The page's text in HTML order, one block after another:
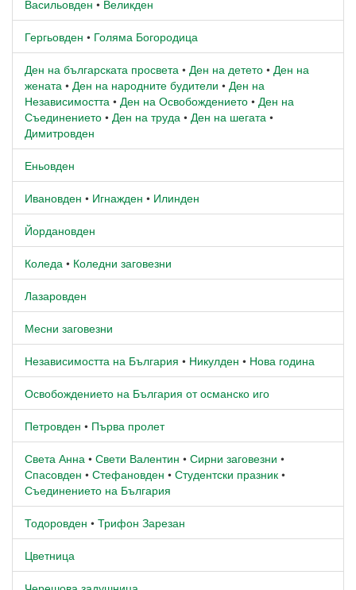
Васильовден • Великден
Гергьовден • Голяма Богородица
Ден на българската просвета • Ден на детето • Ден на
жената • Ден на народните будители • Ден на
Независимостта • Ден на Освобождението • Ден на
Съединението • Ден на труда • Ден на шегата •
Димитровден
Еньовден
Ивановден • Игнажден • Илинден
Йордановден
Коледа • Коледни заговезни
Лазаровден
Месни заговезни
Независимостта на България • Никулден • Нова година
Освобождението на България от османско иго
Петровден • Първа пролет
Света Анна • Свети Валентин • Сирни заговезни •
Спасовден • Стефановден • Студентски празник •
Съединението на България
Тодоровден • Трифон Зарезан
Цветница